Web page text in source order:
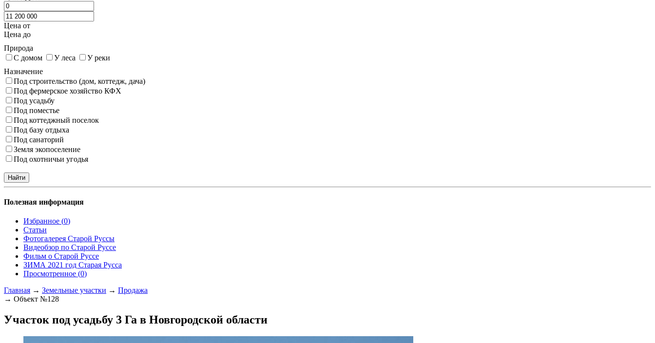
Цена от
Цена до
Природа
С домом
У леса
У реки
Назначение
Под строительство (дом, коттедж, дача)
Под фермерское хозяйство КФХ
Под усадьбу
Под поместье
Под коттеджный поселок
Под базу отдыха
Под санаторий
Земля экопоселение
Под охотничьи угодья
Полезная информация
Избранное (0)
Статьи
Фотогалерея Старой Руссы
Видеобзор по Старой Руссе
Фильм о Старой Руссе
ЗИМА 2021 год Старая Русса
Просмотренное (0)
Главная → Земельные участки → Продажа
→ Объект №128
Участок под усадьбу 3 Га в Новгородской области